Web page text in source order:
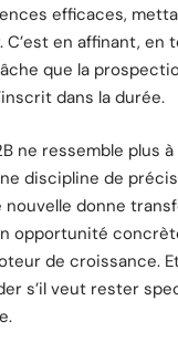
efficaces,
C’est en affinant, en
que la
dans la durée.
ne ressemble plus
discipline de
donne
opportunité
de croissance.
s’il veut rester